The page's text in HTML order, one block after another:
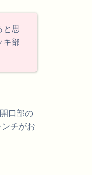
と思
キ部
口部の
チがお